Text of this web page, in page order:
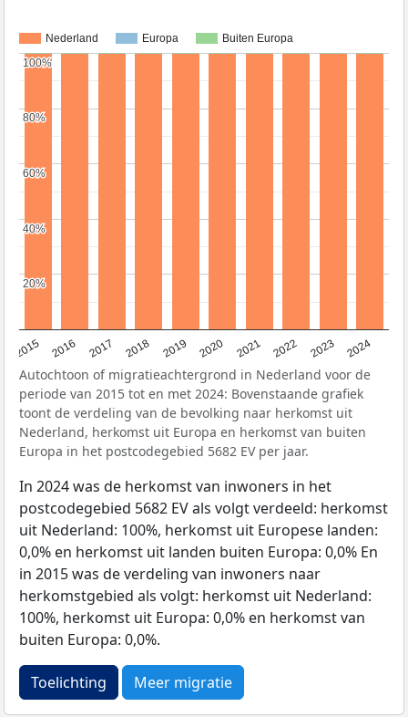
Nederland Europa Buiten Europa
2015 2016 2017 2018 2019 2020 2021 2022 2023 2024
20%
20%
40%
40%
60%
60%
80%
80%
100%
100%
Autochtoon of migratieachtergrond in Nederland voor de
periode van 2015 tot en met 2024: Bovenstaande grafiek
toont de verdeling van de bevolking naar herkomst uit
Nederland, herkomst uit Europa en herkomst van buiten
Europa in het postcodegebied 5682 EV per jaar.
In 2024 was de herkomst van inwoners in het
postcodegebied 5682 EV als volgt verdeeld: herkomst
uit Nederland: 100%, herkomst uit Europese landen:
0,0% en herkomst uit landen buiten Europa: 0,0% En
in 2015 was de verdeling van inwoners naar
herkomstgebied als volgt: herkomst uit Nederland:
100%, herkomst uit Europa: 0,0% en herkomst van
buiten Europa: 0,0%.
Toelichting Meer migratie